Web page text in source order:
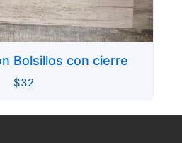
Bolsillos con cierre
$32